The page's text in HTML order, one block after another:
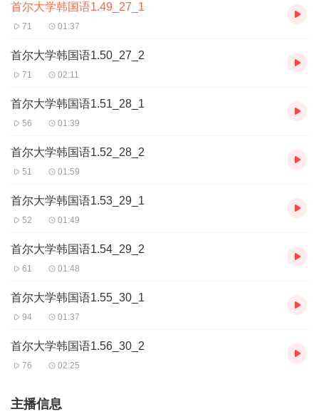
首尔大学韩国语1.49_27_1
71 01:37
首尔大学韩国语1.50_27_2
71 02:11
首尔大学韩国语1.51_28_1
56 01:39
首尔大学韩国语1.52_28_2
51 01:59
首尔大学韩国语1.53_29_1
52 01:49
首尔大学韩国语1.54_29_2
61 01:48
首尔大学韩国语1.55_30_1
94 01:37
首尔大学韩国语1.56_30_2
76 02:25
主播信息